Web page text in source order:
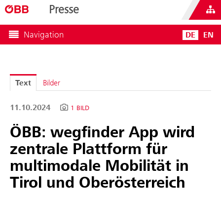
Presse
Navigation DE EN
Text Bilder
11.10.2024 1 BILD
ÖBB: wegfinder App wird
zentrale Plattform für
multimodale Mobilität in
Tirol und Oberösterreich